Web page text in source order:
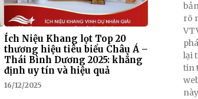
Ích Niệu Khang lọt Top 20
thương hiệu tiêu biểu Châu Á –
Thái Bình Dương 2025: khẳng
định uy tín và hiệu quả
16/12/2025
rõ
lại
tin